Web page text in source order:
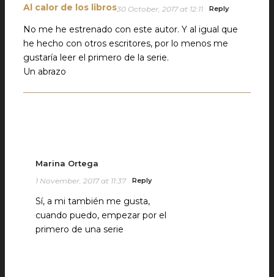
Al calor de los libros30 October, 2017 at 12:11 Reply
No me he estrenado con este autor. Y al igual que
he hecho con otros escritores, por lo menos me
gustaría leer el primero de la serie.
Un abrazo
Marina Ortega
1 November, 2017 at 11:37 Reply
Sí, a mi también me gusta,
cuando puedo, empezar por el
primero de una serie